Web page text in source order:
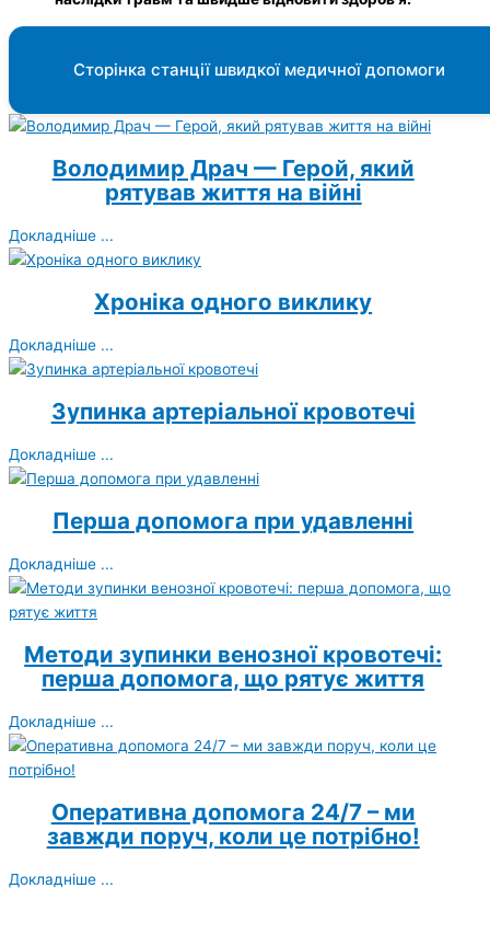
Сторінка станції швидкої медичної допомоги
Володимир Драч — Герой, який
рятував життя на війні
Докладніше ...
Хроніка одного виклику
Докладніше ...
Зупинка артеріальної кровотечі
Докладніше ...
Перша допомога при удавленні
Докладніше ...
Методи зупинки венозної кровотечі:
перша допомога, що рятує життя
Докладніше ...
Оперативна допомога 24/7 – ми
завжди поруч, коли це потрібно!
Докладніше ...